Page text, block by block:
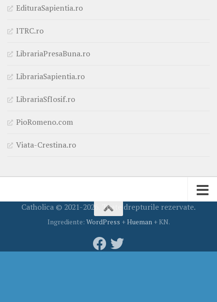
EdituraSapientia.ro
ITRC.ro
LibrariaPresaBuna.ro
LibrariaSapientia.ro
LibrariaSfIosif.ro
PioRomeno.com
Viata-Crestina.ro
Catholica © 2021-2026. Toate drepturile rezervate.
Ingrediente: WordPress +Hueman+ KN.